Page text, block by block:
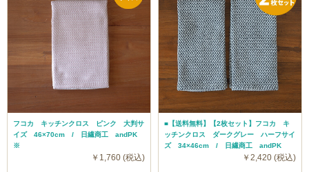
フコカ キッチンクロス ピンク 大判サ
イズ 46×70cm / 日繊商工 andPK
※
￥1,760 (税込)
■【送料無料】【2枚セット】フコカ キ
ッチンクロス ダークグレー ハーフサイ
ズ 34×46cm / 日繊商工 andPK
￥2,420 (税込)